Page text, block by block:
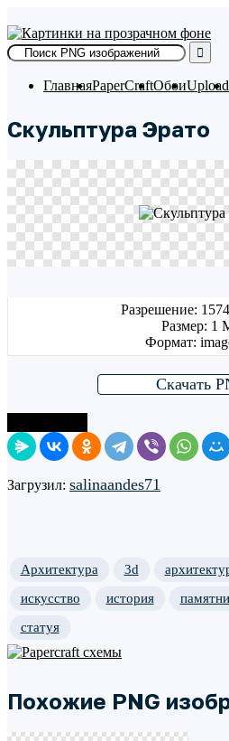
to
content
ГлавнаяPaperCraftОбоиUpload
Скульптура Эрато
Разрешение:
Размер: 1
Формат:
Скачать
Загрузил: salinaandes71
Архитектура 3d
искусство
история
статуя
Похожие PNG